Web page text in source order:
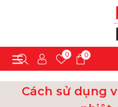
0 0
Cách sử dụng